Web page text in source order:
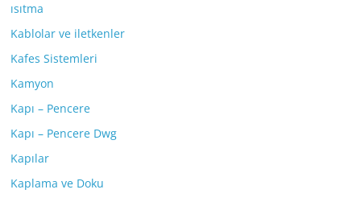
ısıtma
Kablolar ve iletkenler
Kafes Sistemleri
Kamyon
Kapı – Pencere
Kapı – Pencere Dwg
Kapılar
Kaplama ve Doku